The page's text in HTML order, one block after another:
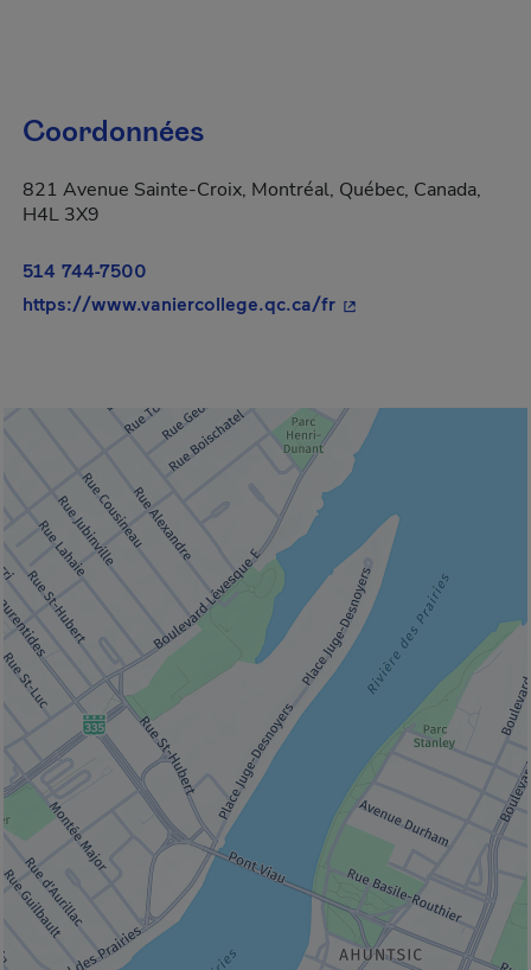
Coordonnées
821 Avenue Sainte-Croix, Montréal, Québec, Canada,
H4L 3X9
514 744-7500
https://www.vaniercollege.qc.ca/fr- Cet hyperlien